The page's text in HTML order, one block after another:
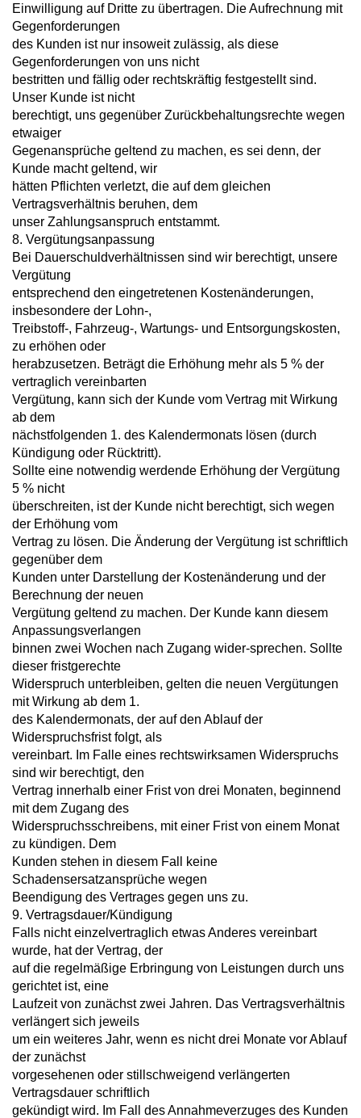
Einwilligung auf Dritte zu übertragen. Die Aufrechnung mit
Gegenforderungen
des Kunden ist nur insoweit zulässig, als diese
Gegenforderungen von uns nicht
bestritten und fällig oder rechtskräftig festgestellt sind.
Unser Kunde ist nicht
berechtigt, uns gegenüber Zurückbehaltungsrechte wegen
etwaiger
Gegenansprüche geltend zu machen, es sei denn, der
Kunde macht geltend, wir
hätten Pflichten verletzt, die auf dem gleichen
Vertragsverhältnis beruhen, dem
unser Zahlungsanspruch entstammt.
8. Vergütungsanpassung
Bei Dauerschuldverhältnissen sind wir berechtigt, unsere
Vergütung
entsprechend den eingetretenen Kostenänderungen,
insbesondere der Lohn-,
Treibstoff-, Fahrzeug-, Wartungs- und Entsorgungskosten,
zu erhöhen oder
herabzusetzen. Beträgt die Erhöhung mehr als 5 % der
vertraglich vereinbarten
Vergütung, kann sich der Kunde vom Vertrag mit Wirkung
ab dem
nächstfolgenden 1. des Kalendermonats lösen (durch
Kündigung oder Rücktritt).
Sollte eine notwendig werdende Erhöhung der Vergütung
5 % nicht
überschreiten, ist der Kunde nicht berechtigt, sich wegen
der Erhöhung vom
Vertrag zu lösen. Die Änderung der Vergütung ist schriftlich
gegenüber dem
Kunden unter Darstellung der Kostenänderung und der
Berechnung der neuen
Vergütung geltend zu machen. Der Kunde kann diesem
Anpassungsverlangen
binnen zwei Wochen nach Zugang wider-sprechen. Sollte
dieser fristgerechte
Widerspruch unterbleiben, gelten die neuen Vergütungen
mit Wirkung ab dem 1.
des Kalendermonats, der auf den Ablauf der
Widerspruchsfrist folgt, als
vereinbart. Im Falle eines rechtswirksamen Widerspruchs
sind wir berechtigt, den
Vertrag innerhalb einer Frist von drei Monaten, beginnend
mit dem Zugang des
Widerspruchsschreibens, mit einer Frist von einem Monat
zu kündigen. Dem
Kunden stehen in diesem Fall keine
Schadensersatzansprüche wegen
Beendigung des Vertrages gegen uns zu.
9. Vertragsdauer/Kündigung
Falls nicht einzelvertraglich etwas Anderes vereinbart
wurde, hat der Vertrag, der
auf die regelmäßige Erbringung von Leistungen durch uns
gerichtet ist, eine
Laufzeit von zunächst zwei Jahren. Das Vertragsverhältnis
verlängert sich jeweils
um ein weiteres Jahr, wenn es nicht drei Monate vor Ablauf
der zunächst
vorgesehenen oder stillschweigend verlängerten
Vertragsdauer schriftlich
gekündigt wird. Im Fall des Annahmeverzuges des Kunden